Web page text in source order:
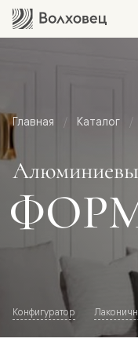
Главная Каталог
Конфигуратор